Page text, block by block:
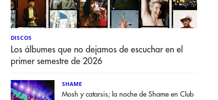
DISCOS
Los álbumes que no dejamos de escuchar en el
primer semestre de 2026
SHAME
Mosh y catarsis; la noche de Shame en Club